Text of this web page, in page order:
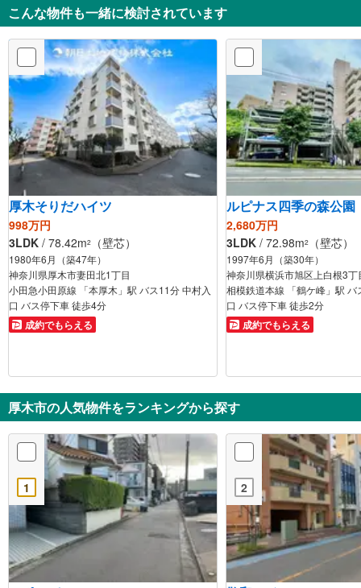
こんな物件も一緒に検討されています
厚木そりだハイツ
998万円
3LDK / 78.42m2 （壁芯）
1980年6月（築47年）
神奈川県厚木市妻田北1丁目
小田急小田原線 「本厚木」駅 バス11分 中村入
口 バス停下車 徒歩4分
成約でもらえる
ルピナス四季の森公園
2,680万円
3LDK / 72.98m2 （壁芯）
1997年6月（築30年）
神奈川県横浜市旭区上白根3丁
相模鉄道本線 「鶴ケ峰」駅
口 バス停下車 徒歩2分
成約でもらえる
厚木市の人気物件をランキングから探す
1 2